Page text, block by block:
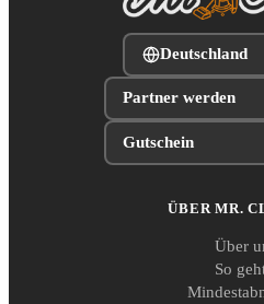
Deutschland
Partner werden
Gutschein
ÜBER MR.
Über
So